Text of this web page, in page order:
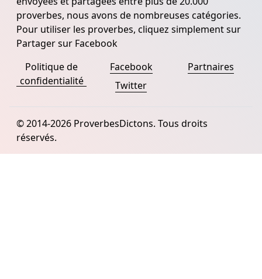
proverbes, nous avons de nombreuses catégories.
Pour utiliser les proverbes, cliquez simplement sur
Partager sur Facebook
Politique de
confidentialité
Facebook
Twitter
Partnaires
© 2014-2026 ProverbesDictons. Tous droits
réservés.